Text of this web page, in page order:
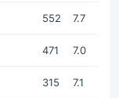
552 7.7
471 7.0
315 7.1